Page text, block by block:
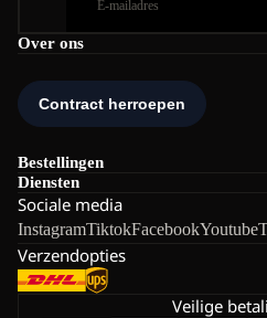
Over ons
Bestellingen
Diensten
Sociale media
InstagramTiktokFacebookYoutube
Verzendopties
Veilige